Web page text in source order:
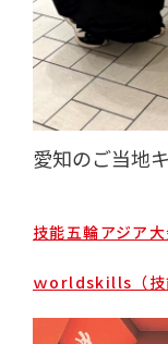
愛知のご当地
技能五輪アジア
ｗorldskills（技